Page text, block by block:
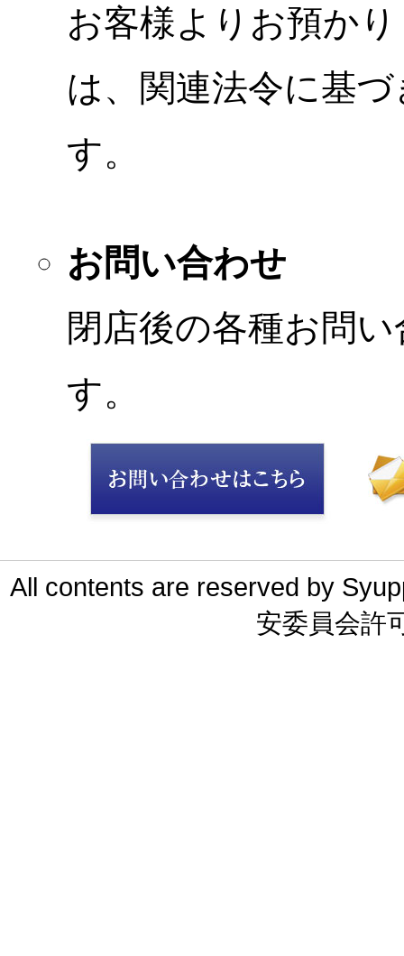
お客様よりお預か
は、関連法令に基
す。
お問い合わせ
閉店後の各種お問
す。
All contents are reserved by
安委員会許